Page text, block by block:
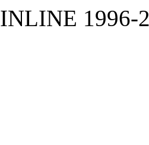
INLINE 1996-